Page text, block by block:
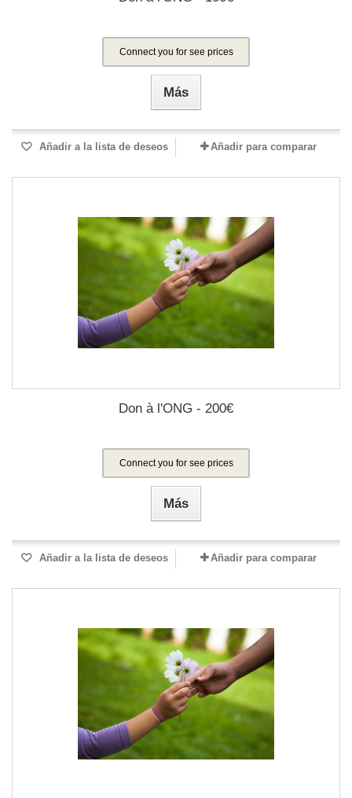
Connect you for see prices
Más
Añadir a la lista de deseos Añadir para comparar
Don à l'ONG - 200€
Connect you for see prices
Más
Añadir a la lista de deseos Añadir para comparar